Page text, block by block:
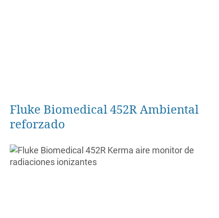
Fluke Biomedical 452R Ambiental
reforzado